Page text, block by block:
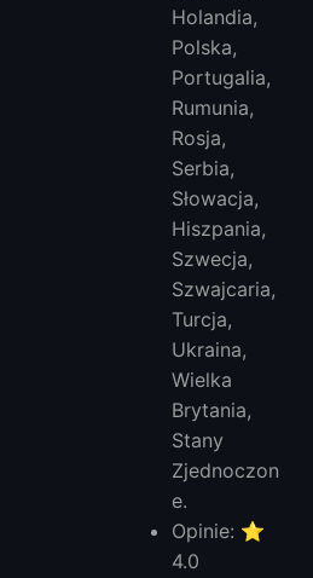
Holandia,
Polska,
Portugalia,
Rumunia,
Rosja,
Serbia,
Słowacja,
Hiszpania,
Szwecja,
Szwajcaria,
Turcja,
Ukraina,
Wielka
Brytania,
Stany
Zjednoczon
e.
Opinie: ⭐
4.0